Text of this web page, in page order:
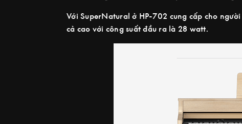
Với SuperNatural ở HP-702 cung cấp cho
cả cao với công suất đầu ra là 28 watt.